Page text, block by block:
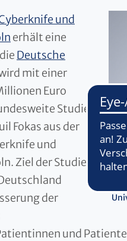
und
erhält eine
Deutsche
mit einer
Euro
Studie
Fokas aus der
und
Ziel der Studie,
der
und